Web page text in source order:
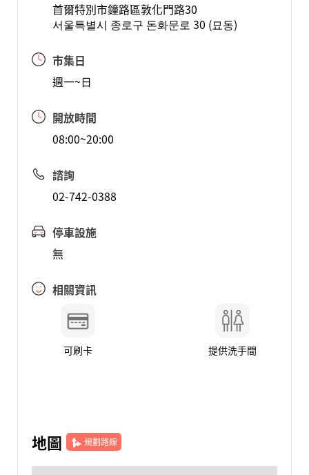
首爾特別市鐘路區敦化門路30
서울특별시 종로구 돈화문로 30 (묘동)
市集日
週一~日
開放時間
08:00~20:00
諮詢
02-742-0388
停車設施
無
相關資訊
可刷卡 提供洗手間
地圖 規劃路線